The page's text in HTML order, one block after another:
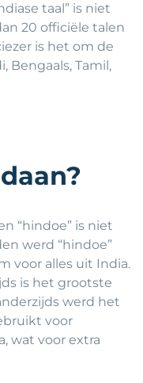
taal” is niet
20 officiële talen
is het om de
Bengaals, Tamil,
“hindoe” is niet
werd “hindoe”
voor alles uit India.
is het grootste
werd het
voor
wat voor extra